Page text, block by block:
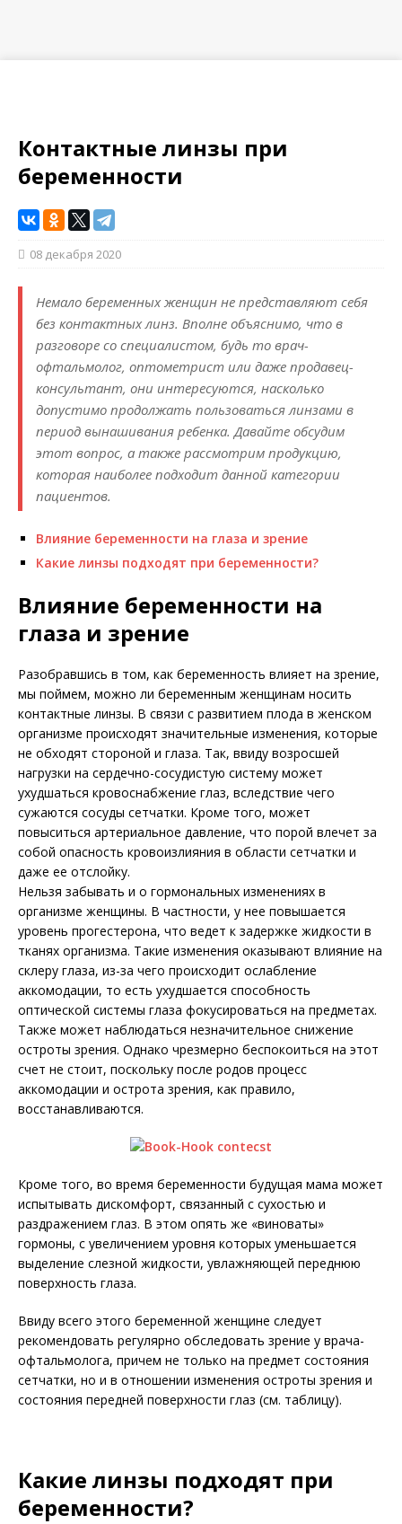
Контактные линзы при
беременности
08 декабря 2020
Немало беременных женщин не представляют себя
без контактных линз. Вполне объяснимо, что в
разговоре со специалистом, будь то врач-
офтальмолог, оптометрист или даже продавец-
консультант, они интересуются, насколько
допустимо продолжать пользоваться линзами в
период вынашивания ребенка. Давайте обсудим
этот вопрос, а также рассмотрим продукцию,
которая наиболее подходит данной категории
пациентов.
Влияние беременности на глаза и зрение
Какие линзы подходят при беременности?
Влияние беременности на
глаза и зрение
Разобравшись в том, как беременность влияет на зрение,
мы поймем, можно ли беременным женщинам носить
контактные линзы. В связи с развитием плода в женском
организме происходят значительные изменения, которые
не обходят стороной и глаза. Так, ввиду возросшей
нагрузки на сердечно-сосудистую систему может
ухудшаться кровоснабжение глаз, вследствие чего
сужаются сосуды сетчатки. Кроме того, может
повыситься артериальное давление, что порой влечет за
собой опасность кровоизлияния в области сетчатки и
даже ее отслойку.
Нельзя забывать и о гормональных изменениях в
организме женщины. В частности, у нее повышается
уровень прогестерона, что ведет к задержке жидкости в
тканях организма. Такие изменения оказывают влияние на
склеру глаза, из-за чего происходит ослабление
аккомодации, то есть ухудшается способность
оптической системы глаза фокусироваться на предметах.
Также может наблюдаться незначительное снижение
остроты зрения. Однако чрезмерно беспокоиться на этот
счет не стоит, поскольку после родов процесс
аккомодации и острота зрения, как правило,
восстанавливаются.
Кроме того, во время беременности будущая мама может
испытывать дискомфорт, связанный с сухостью и
раздражением глаз. В этом опять же «виноваты»
гормоны, с увеличением уровня которых уменьшается
выделение слезной жидкости, увлажняющей переднюю
поверхность глаза.
Ввиду всего этого беременной женщине следует
рекомендовать регулярно обследовать зрение у врача-
офтальмолога, причем не только на предмет состояния
сетчатки, но и в отношении изменения остроты зрения и
состояния передней поверхности глаз (см. таблицу).
Какие линзы подходят при
беременности?